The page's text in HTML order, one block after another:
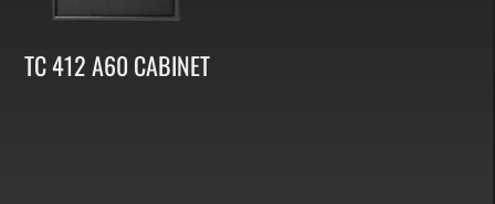
TC 412 A60 CABINET